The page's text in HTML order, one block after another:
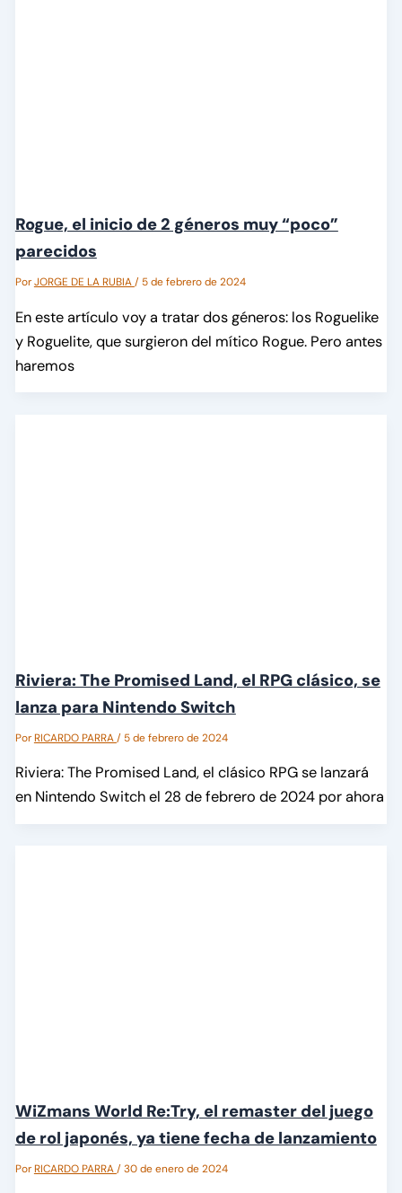
Rogue, el inicio de 2 géneros muy “poco”
parecidos
PorJORGE DE LA RUBIA/ 5 de febrero de 2024
En este artículo voy a tratar dos géneros: los Roguelike
y Roguelite, que surgieron del mítico Rogue. Pero antes
haremos
Riviera: The Promised Land, el RPG clásico, se
lanza para Nintendo Switch
PorRICARDO PARRA/ 5 de febrero de 2024
Riviera: The Promised Land, el clásico RPG se lanzará
en Nintendo Switch el 28 de febrero de 2024 por ahora
WiZmans World Re:Try, el remaster del juego
de rol japonés, ya tiene fecha de lanzamiento
PorRICARDO PARRA/30 de enero de 2024